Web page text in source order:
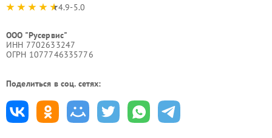
4.9-5.0
ООО "Русервис"
ИНН 7702633247
ОГРН 1077746335776
Поделиться в соц. сетях: